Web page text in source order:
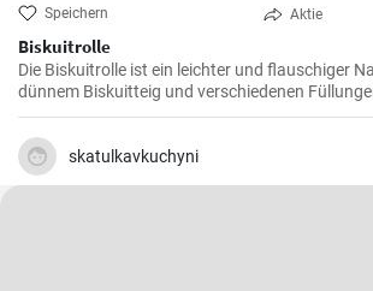
Speichern Aktie
Biskuitrolle
Die Biskuitrolle ist ein leichter und flauschiger
dünnem Biskuitteig und verschiedenen
skatulkavkuchyni